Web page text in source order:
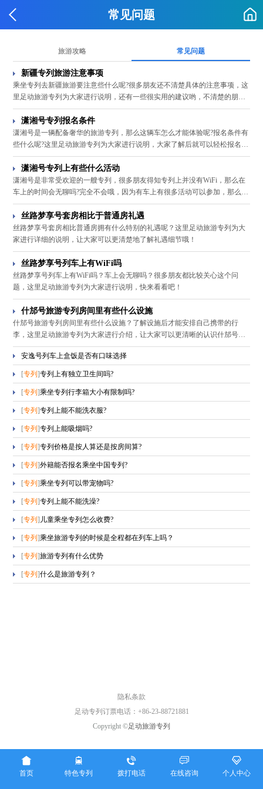
常见问题
旅游攻略 常见问题
新疆专列旅游注意事项
乘坐专列去新疆旅游要注意些什么呢?很多朋友还不清楚具体的注意事项，这
里足动旅游专列为大家进行说明，还有一些很实用的建议哟，不清楚的朋友
快来看看吧!
潇湘号专列报名条件
潇湘号是一辆配备奢华的旅游专列，那么这辆车怎么才能体验呢?报名条件有
些什么呢?这里足动旅游专列为大家进行说明，大家了解后就可以轻松报名了
哦，快来看看吧!
潇湘号专列上有些什么活动
潇湘号是非常受欢迎的一艘专列，很多朋友得知专列上并没有WiFi，那么在
车上的时间会无聊吗?完全不会哦，因为有车上有很多活动可以参加，那么有
哪些活动呢?这里足动旅游专列为大家进行介绍，快来看看吧!
丝路梦享号套房相比于普通房礼遇
丝路梦享号套房相比普通房拥有什么特别的礼遇呢？这里足动旅游专列为大
家进行详细的说明，让大家可以更清楚地了解礼遇细节哦！
丝路梦享号列车上有WiFi吗
丝路梦享号列车上有WiFi吗？车上会无聊吗？很多朋友都比较关心这个问
题，这里足动旅游专列为大家进行说明，快来看看吧！
什邡号旅游专列房间里有些什么设施
什邡号旅游专列房间里有些什么设施？了解设施后才能安排自己携带的行
李，这里足动旅游专列为大家进行介绍，让大家可以更清晰的认识什邡号
哦！
安逸号列车上盒饭是否有口味选择
[专列]专列上有独立卫生间吗?
[专列]乘坐专列行李箱大小有限制吗?
[专列]专列上能不能洗衣服?
[专列]专列上能吸烟吗?
[专列]专列价格是按人算还是按房间算?
[专列]外籍能否报名乘坐中国专列?
[专列]乘坐专列可以带宠物吗?
[专列]专列上能不能洗澡?
[专列] 儿童乘坐专列怎么收费?
[专列]乘坐旅游专列的时候是全程都在列车上吗？
[专列]旅游专列有什么优势
[专列]什么是旅游专列？
隐私条款
足动专列订票电话：+86-23-88721881
Copyright ©足动旅游专列

首页

特色专列

拨打电话

在线咨询

个人中心